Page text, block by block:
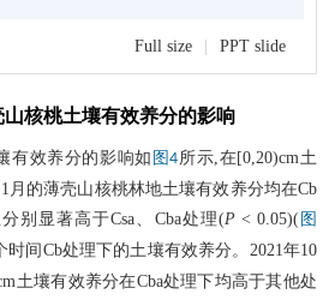
Full size PPT slide
核桃土壤有效养分的影响
有效养分的影响如 图4所示,在[0,20)cm土
月的薄壳山核桃林地土壤有效养分均在Cb
别显著高于Csa、Cba处理(P< 0.05)( 图
间Cb处理下的土壤有效养分。2021年10
土壤有效养分在Cba处理下均高于其他处